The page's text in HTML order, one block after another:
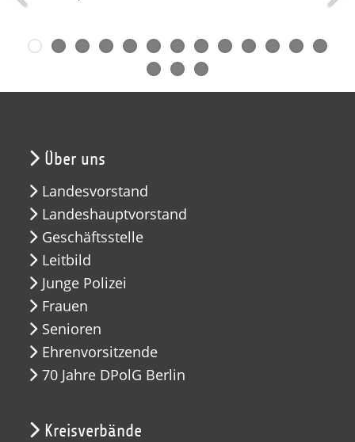
Über uns
Landesvorstand
Landeshauptvorstand
Geschäftsstelle
Leitbild
Junge Polizei
Frauen
Senioren
Ehrenvorsitzende
70 Jahre DPolG Berlin
Kreisverbände